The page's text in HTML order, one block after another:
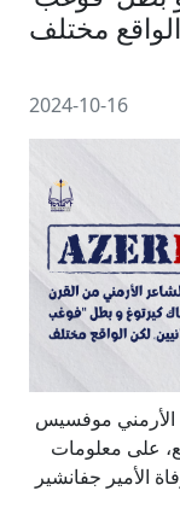
من
مختلف
2024-10-16
الأرمني موفسيس
على معلومات
الأمير جفانشير